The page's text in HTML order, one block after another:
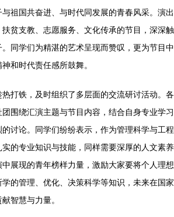
祖国共奋进、与时代同发展的青春风采。演出
贫支教、志愿服务、文化传承的节目，深深触
同学们为精湛的艺术呈现而赞叹，更为节目中
和时代责任感所鼓舞。
打铁，及时组织了多层面的交流研讨活动。各
围绕汇演主题与节目内容，结合自身专业学习
讨论。同学们纷纷表示，作为管理科学与工程
的专业知识与技能，同样需要深厚的人文素养
展现的青年榜样力量，激励大家要将个人理想
的管理、优化、决策科学等知识，未来在国家
智慧与力量。